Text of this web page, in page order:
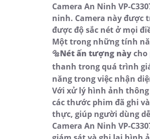
Camera An Ninh VP-
ninh. Camera này được
được độ sắc nét ở mọi
Một trong những tính
🔩Nét ấn tượng nàycho
thanh trong quá trình
năng trong việc nhận
Với xử lý hình ảnh thông
các thước phim đã ghi
thực, giúp người dùng
Camera An Ninh VP-